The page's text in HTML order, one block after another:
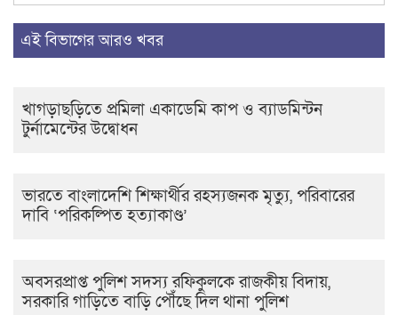
এই বিভাগের আরও খবর
খাগড়াছড়িতে প্রমিলা একাডেমি কাপ ও ব্যাডমিন্টন
টুর্নামেন্টের উদ্বোধন
ভারতে বাংলাদেশি শিক্ষার্থীর রহস্যজনক মৃত্যু, পরিবারের
দাবি ‘পরিকল্পিত হত্যাকাণ্ড’
অবসরপ্রাপ্ত পুলিশ সদস্য রফিকুলকে রাজকীয় বিদায়,
সরকারি গাড়িতে বাড়ি পৌঁছে দিল থানা পুলিশ